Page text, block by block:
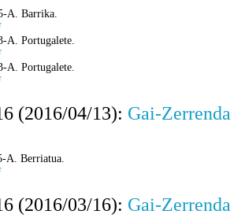
16-P05-A. Barrika.
16-P03-A. Portugalete.
16-P03-A. Portugalete.
(2016/04/13): Gai-Zerrenda
16-P05-A. Berriatua.
(2016/03/16): Gai-Zerrenda